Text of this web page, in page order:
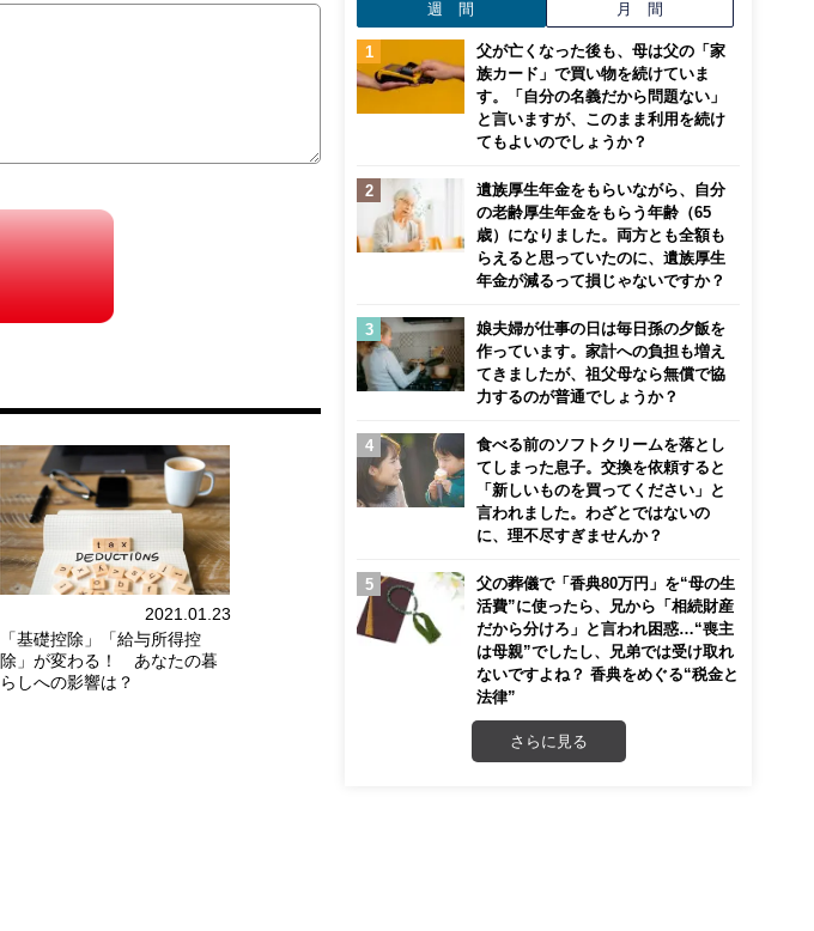
2021.01.23
「基礎控除」「給与所得控
除」が変わる！ あなたの暮
らしへの影響は？
週 間 月 間
父が亡くなった後も、母は父の「家
族カード」で買い物を続けていま
す。「自分の名義だから問題ない」
と言いますが、このまま利用を続け
てもよいのでしょうか？
遺族厚生年金をもらいながら、自分
の老齢厚生年金をもらう年齢（65
歳）になりました。両方とも全額も
らえると思っていたのに、遺族厚生
年金が減るって損じゃないですか？
娘夫婦が仕事の日は毎日孫の夕飯を
作っています。家計への負担も増え
てきましたが、祖父母なら無償で協
力するのが普通でしょうか？
食べる前のソフトクリームを落とし
てしまった息子。交換を依頼すると
「新しいものを買ってください」と
言われました。わざとではないの
に、理不尽すぎませんか？
父の葬儀で「香典80万円」を“母の生
活費”に使ったら、兄から「相続財産
だから分けろ」と言われ困惑…“喪主
は母親”でしたし、兄弟では受け取れ
ないですよね？ 香典をめぐる“税金と
法律”
さらに見る